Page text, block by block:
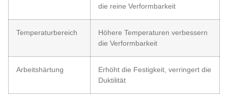
die reine Verformbarkeit
Temperaturbereich
Höhere Temperaturen verbessern
die Verformbarkeit
Arbeitshärtung
Erhöht die Festigkeit, verringert die
Duktilität